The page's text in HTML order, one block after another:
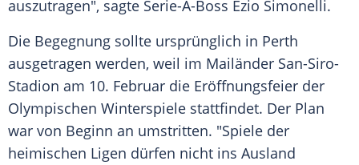
auszutragen", sagte Serie-A-Boss Ezio Simonelli.
Die Begegnung sollte ursprünglich in Perth
ausgetragen werden, weil im Mailänder San-Siro-
Stadion am 10. Februar die Eröffnungsfeier der
Olympischen Winterspiele stattfindet. Der Plan
war von Beginn an umstritten. "Spiele der
heimischen Ligen dürfen nicht ins Ausland